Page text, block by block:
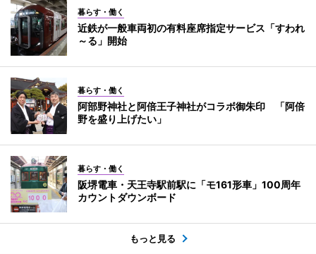
暮らす・働く
近鉄が一般車両初の有料座席指定サービス「すわれ
～る」開始
暮らす・働く
阿部野神社と阿倍王子神社がコラボ御朱印 「阿倍
野を盛り上げたい」
暮らす・働く
阪堺電車・天王寺駅前駅に「モ161形車」100周年
カウントダウンボード
もっと見る